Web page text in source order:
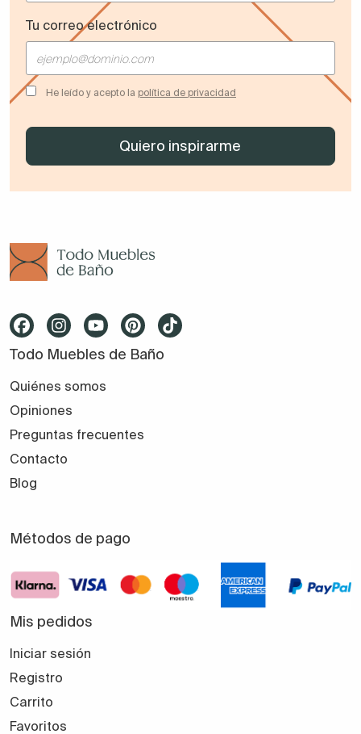
Tu correo electrónico
He leído y acepto la política de privacidad
Todo Muebles de Baño
Quiénes somos
Opiniones
Preguntas frecuentes
Contacto
Blog
Métodos de pago
Mis pedidos
Iniciar sesión
Registro
Carrito
Favoritos